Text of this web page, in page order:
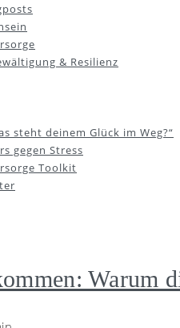
& Resilienz
steht deinem Glück im Weg?“
gegen Stress
Toolkit
Warum